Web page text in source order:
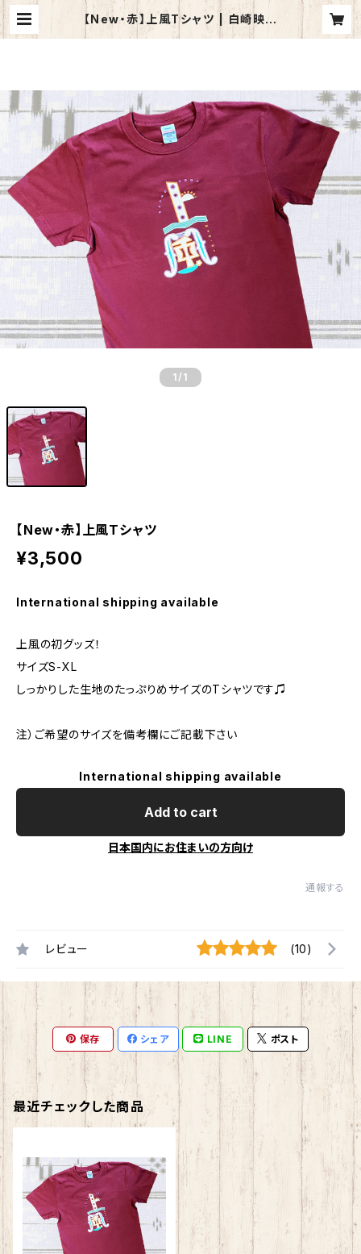
【New・赤】上風Tシャツ | 白崎映美
公式SHOP
1 /1
【New・赤】上風Tシャツ
¥3,500
International shipping available
上風の初グッズ！
サイズS-XL
しっかりした生地のたっぷりめサイズのTシャツです♫
注）ご希望のサイズを備考欄にご記載下さい
International shipping available
Add to cart
日本国内にお住まいの方向け
通報する
レビュー (10)
保存 シェア LINE ポスト
最近チェックした商品